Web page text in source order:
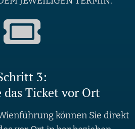
3:
das Ticket vor Ort
können Sie direkt